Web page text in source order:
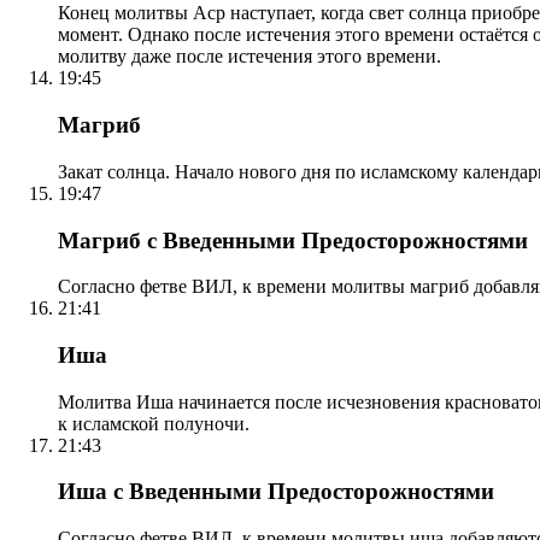
Конец молитвы Аср наступает, когда свет солнца
момент. Однако после истечения этого времени
молитву даже после истечения этого времени.
19:45
Магриб
Закат солнца. Начало нового дня по исламскому
19:47
Магриб с Введенными Предосторожностями
Согласно фетве ВИЛ, к времени молитвы магриб
21:41
Иша
Молитва Иша начинается после исчезновения
к исламской полуночи.
21:43
Иша с Введенными Предосторожностями